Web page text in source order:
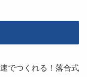
でつくれる！落合式